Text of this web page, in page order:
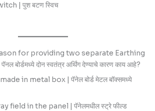
| पुश बटण स्विच
for providing two separate Earthing
बोर्डमध्ये दोन स्वतंत्र अर्थिंग देण्याचे कारण काय आहे?
in metal box | पॅनेल बोर्ड मेटल बॉक्समध्ये
field in the panel | पॅनेलमधील स्ट्रे फील्ड